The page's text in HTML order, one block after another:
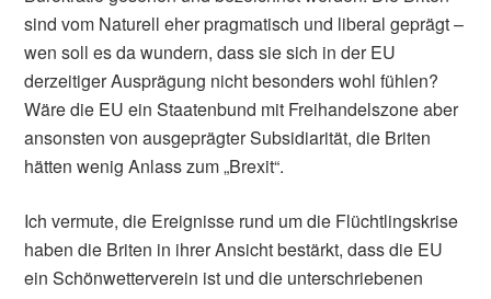
sind vom Naturell eher pragmatisch und liberal geprägt –
wen soll es da wundern, dass sie sich in der EU
derzeitiger Ausprägung nicht besonders wohl fühlen?
Wäre die EU ein Staatenbund mit Freihandelszone aber
ansonsten von ausgeprägter Subsidiarität, die Briten
hätten wenig Anlass zum „Brexit“.
Ich vermute, die Ereignisse rund um die Flüchtlingskrise
haben die Briten in ihrer Ansicht bestärkt, dass die EU
ein Schönwetterverein ist und die unterschriebenen